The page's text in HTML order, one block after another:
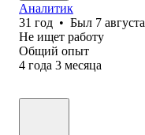
Аналитик
31 год • Был 7 августа
Не ищет работу
Общий опыт
4 года 3 месяца